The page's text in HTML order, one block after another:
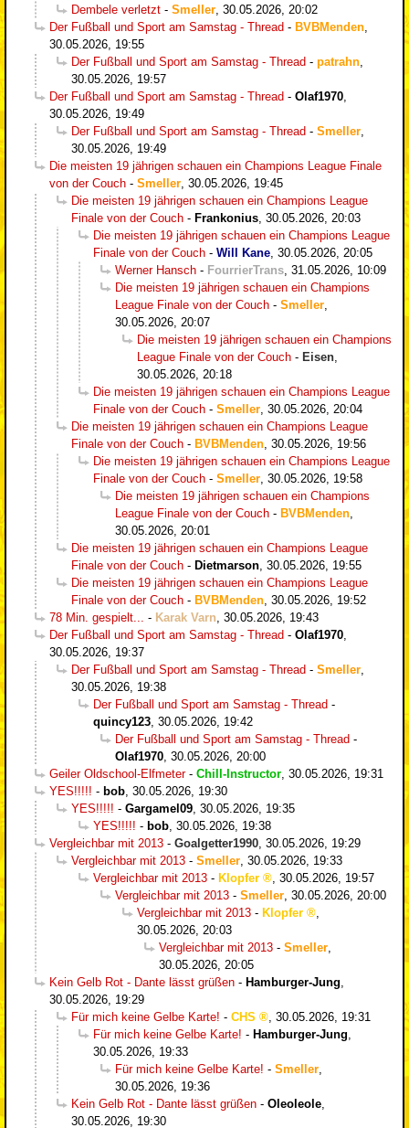
Dembele verletzt - Smeller 30.05.2026, 20:02
Der Fußball und Sport am Samstag - Thread - BVBMenden
30.05.2026, 19:55
Der Fußball und Sport am Samstag - Thread - patrahn
30.05.2026, 19:57
Der Fußball und Sport am Samstag - Thread - Olaf1970
30.05.2026, 19:49
Der Fußball und Sport am Samstag - Thread - Smeller
30.05.2026, 19:49
Die meisten 19 jährigen schauen ein Champions League Finale
von der Couch - Smeller 30.05.2026, 19:45
Die meisten 19 jährigen schauen ein Champions League
Finale von der Couch - Frankonius 30.05.2026, 20:03
Die meisten 19 jährigen schauen ein Champions League
Finale von der Couch - Will Kane 30.05.2026, 20:05
Werner Hansch - FourrierTrans 31.05.2026, 10:09
Die meisten 19 jährigen schauen ein Champions
League Finale von der Couch - Smeller
30.05.2026, 20:07
Die meisten 19 jährigen schauen ein Champions
League Finale von der Couch - Eisen
30.05.2026, 20:18
Die meisten 19 jährigen schauen ein Champions League
Finale von der Couch - Smeller 30.05.2026, 20:04
Die meisten 19 jährigen schauen ein Champions League
Finale von der Couch - BVBMenden 30.05.2026, 19:56
Die meisten 19 jährigen schauen ein Champions League
Finale von der Couch - Smeller 30.05.2026, 19:58
Die meisten 19 jährigen schauen ein Champions
League Finale von der Couch - BVBMenden
30.05.2026, 20:01
Die meisten 19 jährigen schauen ein Champions League
Finale von der Couch - Dietmarson 30.05.2026, 19:55
Die meisten 19 jährigen schauen ein Champions League
Finale von der Couch - BVBMenden 30.05.2026, 19:52
78 Min. gespielt...
- Karak Varn 30.05.2026, 19:43
Der Fußball und Sport am Samstag - Thread - Olaf1970
30.05.2026, 19:37
Der Fußball und Sport am Samstag - Thread - Smeller
30.05.2026, 19:38
Der Fußball und Sport am Samstag - Thread -
quincy123 30.05.2026, 19:42
Der Fußball und Sport am Samstag - Thread -
Olaf1970 30.05.2026, 20:00
Geiler Oldschool-Elfmeter- Chill-Instructor 30.05.2026, 19:31
YES!!!!! - bob 30.05.2026, 19:30
YES!!!!! - Gargamel09 30.05.2026, 19:35
YES!!!!! - bob 30.05.2026, 19:38
Vergleichbar mit 2013 - Goalgetter1990 30.05.2026, 19:29
Vergleichbar mit 2013 - Smeller 30.05.2026, 19:33
Vergleichbar mit 2013 - Klopfer
30.05.2026, 19:57
Vergleichbar mit 2013 - Smeller 30.05.2026, 20:00
Vergleichbar mit 2013 - Klopfer
30.05.2026, 20:03
Vergleichbar mit 2013 - Smeller
30.05.2026, 20:05
Kein Gelb Rot - Dante lässt grüßen - Hamburger-Jung
30.05.2026, 19:29
Für mich keine Gelbe Karte! - CHS
30.05.2026, 19:31
Für mich keine Gelbe Karte! - Hamburger-Jung
30.05.2026, 19:33
Für mich keine Gelbe Karte! - Smeller
30.05.2026, 19:36
Kein Gelb Rot - Dante lässt grüßen - Oleoleole
30.05.2026, 19:30